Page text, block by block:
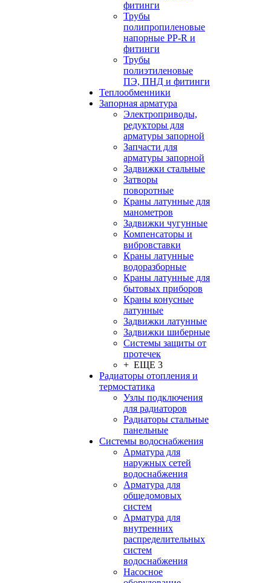
фитинги
Трубы
полипропиленовые
напорные PP-R и
фитинги
Трубы
полиэтиленовые
ПЭ, ПНД и фитинги
Теплообменники
Запорная арматура
Электроприводы,
редукторы для
арматуры запорной
Запчасти для
арматуры запорной
Задвижки стальные
Затворы
поворотные
Краны латунные для
манометров
Задвижки чугунные
Компенсаторы и
вибровставки
Краны латунные
водоразборные
Краны латунные для
бытовых приборов
Краны конусные
латунные
Задвижки латунные
Задвижки шиберные
Системы защиты от
протечек
+ ЕЩЕ 3
Радиаторы отопления и
термостатика
Узлы подключения
для радиаторов
Радиаторы стальные
панельные
Системы водоснабжения
Арматура для
наружных сетей
водоснабжения
Арматура для
общедомовых
систем
Арматура для
внутренних
распределительных
систем
водоснабжения
Насосное